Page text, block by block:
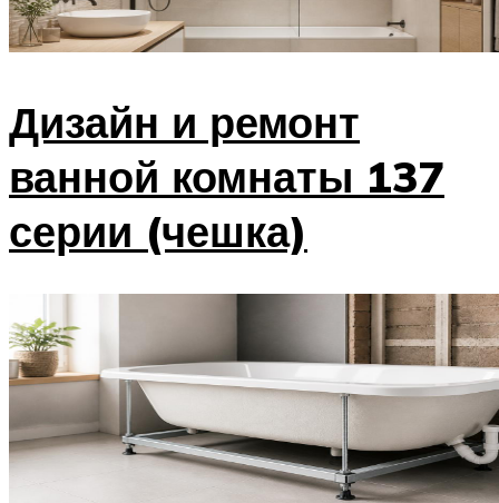
Дизайн и ремонт
ванной комнаты 137
серии (чешка)